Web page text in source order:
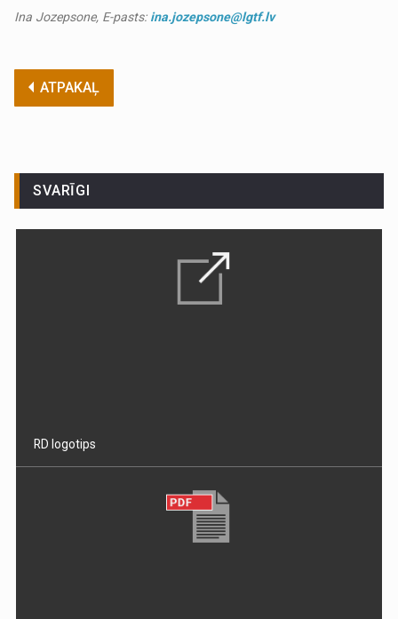
Ina Jozepsone, E-pasts: ina.jozepsone@lgtf.lv
ATPAKAĻ
SVARĪGI
RD logotips